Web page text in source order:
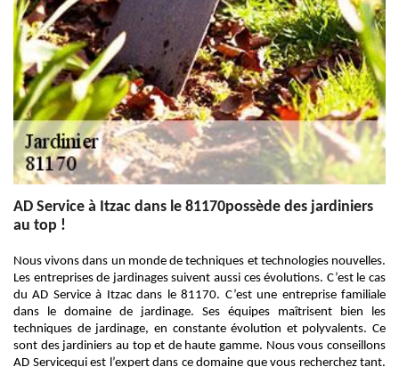
AD Service à Itzac dans le 81170possède des jardiniers
au top !
Nous vivons dans un monde de techniques et technologies nouvelles.
Les entreprises de jardinages suivent aussi ces évolutions. C’est le cas
du AD Service à Itzac dans le 81170. C’est une entreprise familiale
dans le domaine de jardinage. Ses équipes maîtrisent bien les
techniques de jardinage, en constante évolution et polyvalents. Ce
sont des jardiniers au top et de haute gamme. Nous vous conseillons
AD Servicequi est l’expert dans ce domaine que vous recherchez tant.